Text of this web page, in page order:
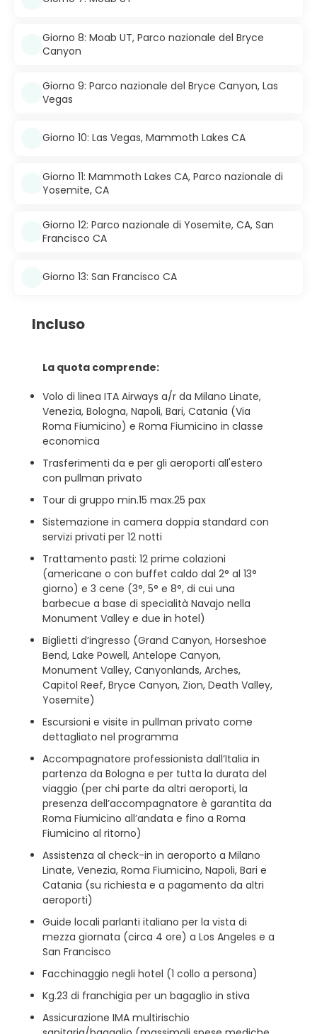
Giorno 8: Moab UT, Parco nazionale del Bryce
Canyon
Giorno 9: Parco nazionale del Bryce Canyon, Las
Vegas
Giorno 10: Las Vegas, Mammoth Lakes CA
Giorno 11: Mammoth Lakes CA, Parco nazionale di
Yosemite, CA
Giorno 12: Parco nazionale di Yosemite, CA, San
Francisco CA
Giorno 13: San Francisco CA
Incluso
La quota comprende:
Volo di linea ITA Airways a/r da Milano Linate,
Venezia, Bologna, Napoli, Bari, Catania (Via
Roma Fiumicino) e Roma Fiumicino in classe
economica
Trasferimenti da e per gli aeroporti all'estero
con pullman privato
Tour di gruppo min.15 max.25 pax
Sistemazione in camera doppia standard con
servizi privati per 12 notti
Trattamento pasti: 12 prime colazioni
(americane o con buffet caldo dal 2° al 13°
giorno) e 3 cene (3°, 5° e 8°, di cui una
barbecue a base di specialità Navajo nella
Monument Valley e due in hotel)
Biglietti d’ingresso (Grand Canyon, Horseshoe
Bend, Lake Powell, Antelope Canyon,
Monument Valley, Canyonlands, Arches,
Capitol Reef, Bryce Canyon, Zion, Death Valley,
Yosemite)
Escursioni e visite in pullman privato come
dettagliato nel programma
Accompagnatore professionista dall’Italia in
partenza da Bologna e per tutta la durata del
viaggio (per chi parte da altri aeroporti, la
presenza dell’accompagnatore è garantita da
Roma Fiumicino all’andata e fino a Roma
Fiumicino al ritorno)
Assistenza al check-in in aeroporto a Milano
Linate, Venezia, Roma Fiumicino, Napoli, Bari e
Catania (su richiesta e a pagamento da altri
aeroporti)
Guide locali parlanti italiano per la vista di
mezza giornata (circa 4 ore) a Los Angeles e a
San Francisco
Facchinaggio negli hotel (1 collo a persona)
Kg.23 di franchigia per un bagaglio in stiva
Assicurazione IMA multirischio